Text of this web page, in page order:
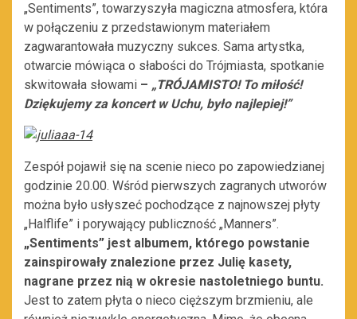
„Sentiments”, towarzyszyła magiczna atmosfera, która
w połączeniu z przedstawionym materiałem
zagwarantowała muzyczny sukces. Sama artystka,
otwarcie mówiąca o słabości do Trójmiasta, spotkanie
skwitowała słowami – „TRÓJAMISTO! To miłość!
Dziękujemy za koncert w Uchu, było najlepiej!”
Zespół pojawił się na scenie nieco po zapowiedzianej
godzinie 20.00. Wśród pierwszych zagranych utworów
można było usłyszeć pochodzące z najnowszej płyty
„Halflife” i porywający publiczność „Manners”.
„Sentiments” jest albumem, którego powstanie
zainspirowały znalezione przez Julię kasety,
nagrane przez nią w okresie nastoletniego buntu.
Jest to zatem płyta o nieco cięższym brzmieniu, ale